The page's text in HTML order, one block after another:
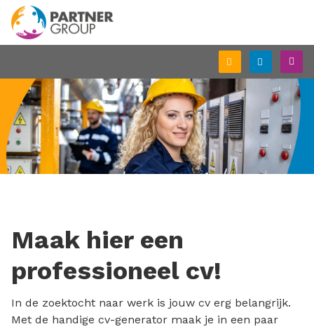
Schrijf
je
in
Maak hier een
professioneel cv!
In de zoektocht naar werk is jouw cv erg belangrijk.
Met de handige cv-generator maak je in een paar